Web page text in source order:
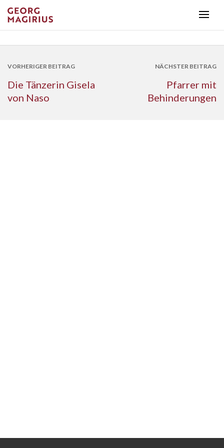
VORHERIGER BEITRAG
Die Tänzerin Gisela
von Naso
NÄCHSTER BEITRAG
Pfarrer mit
Behinderungen